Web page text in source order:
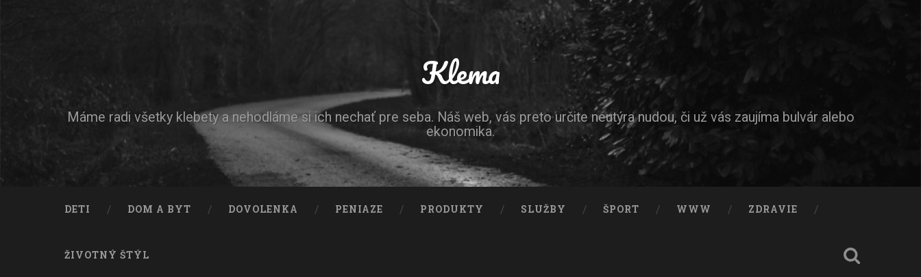
Klema
Máme radi všetky klebety a nehodláme si ich nechať pre seba. Náš web, vás preto určite neutýra nudou, či už vás zaujíma bulvár alebo
ekonomika.
DETI DOM A BYT DOVOLENKA PENIAZE PRODUKTY SLUŽBY ŠPORT WWW ZDRAVIE
ŽIVOTNÝ ŠTÝL